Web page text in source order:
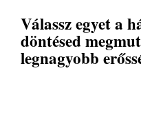
Válassz egyet a
döntésed
legnagyobb